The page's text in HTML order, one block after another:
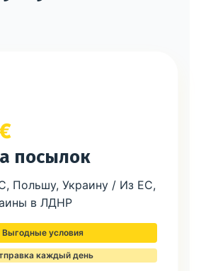
посылок
Польшу, Украину / Из ЕС,
в ЛДНР
Выгодные условия
каждый день